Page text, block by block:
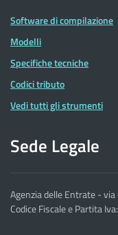
Software di compilazione
Modelli
Specifiche tecniche
Codici tributo
Vedi tutti gli strumenti
Sede Legale
Agenzia delle Entrate -
Codice Fiscale e Partita